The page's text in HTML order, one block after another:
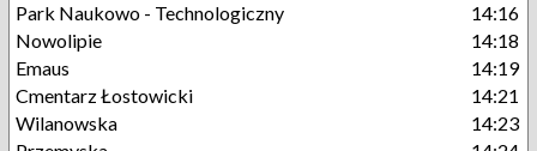
Park Naukowo - Technologiczny
14:16
Nowolipie
14:18
Emaus
14:19
Cmentarz Łostowicki
14:21
Wilanowska
14:23